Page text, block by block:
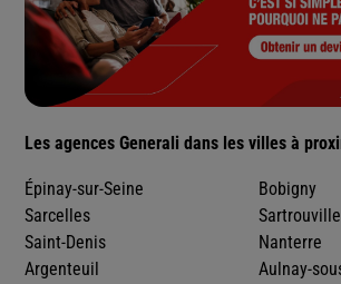
Les agences Generali dans les villes à
Épinay-sur-Seine
Sarcelles
Saint-Denis
Argenteuil
Bobigny
Sartrouville
Nanterre
Aulnay-